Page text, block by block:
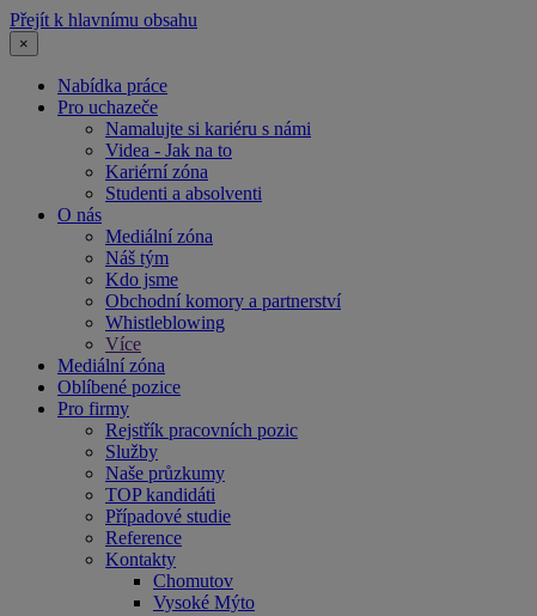
Přejít k hlavnímu obsahu
×
Nabídka práce
Pro uchazeče
Namalujte si kariéru s námi
Videa - Jak na to
Kariérní zóna
Studenti a absolventi
O nás
Mediální zóna
Náš tým
Kdo jsme
Obchodní komory a partnerství
Whistleblowing
Více
Mediální zóna
Oblíbené pozice
Pro firmy
Rejstřík pracovních pozic
Služby
Naše průzkumy
TOP kandidáti
Případové studie
Reference
Kontakty
Chomutov
Vysoké Mýto